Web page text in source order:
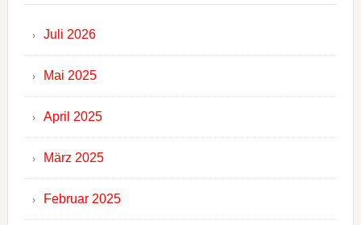
Juli 2026
Mai 2025
April 2025
März 2025
Februar 2025